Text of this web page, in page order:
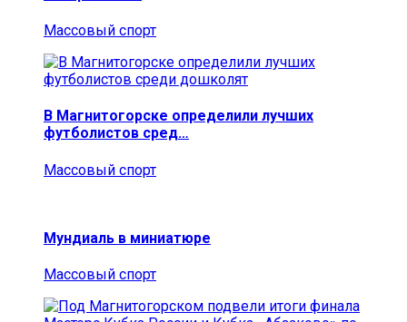
Массовый спорт
В Магнитогорске определили лучших
футболистов сред…
Массовый спорт
Мундиаль в миниатюре
Массовый спорт